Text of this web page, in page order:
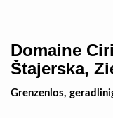
Domaine
Štajerska,
Grenzenlos,